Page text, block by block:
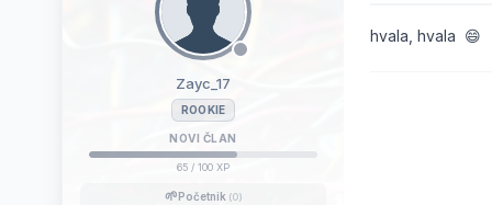
Zayc_17
ROOKIE
NOVI ČLAN
65 / 100 XP
🌱Početnik (0)
hvala, hvala 😄